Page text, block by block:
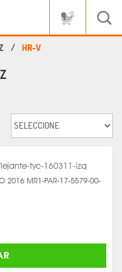
HR-V
2016 MR1-PAR-17-5579-00-